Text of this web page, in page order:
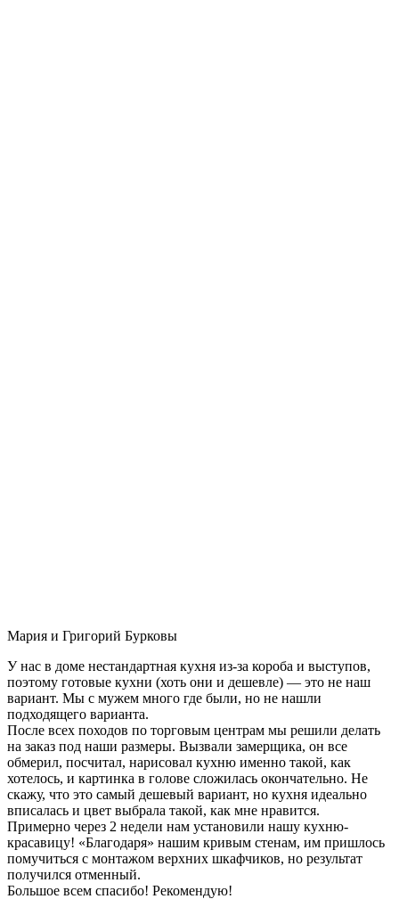
Мария и Григорий Бурковы
У нас в доме нестандартная кухня из-за короба и выступов,
поэтому готовые кухни (хоть они и дешевле) — это не наш
вариант. Мы с мужем много где были, но не нашли
подходящего варианта.
После всех походов по торговым центрам мы решили делать
на заказ под наши размеры. Вызвали замерщика, он все
обмерил, посчитал, нарисовал кухню именно такой, как
хотелось, и картинка в голове сложилась окончательно. Не
скажу, что это самый дешевый вариант, но кухня идеально
вписалась и цвет выбрала такой, как мне нравится.
Примерно через 2 недели нам установили нашу кухню-
красавицу! «Благодаря» нашим кривым стенам, им пришлось
помучиться с монтажом верхних шкафчиков, но результат
получился отменный.
Большое всем спасибо! Рекомендую!